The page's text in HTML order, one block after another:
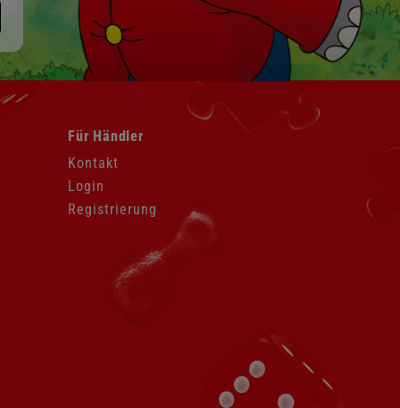
Navigation
überspringen
Für Händler
Kontakt
Login
Registrierung